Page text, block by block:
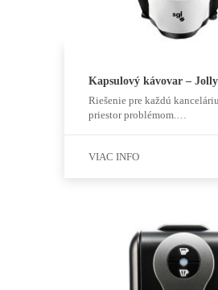
Kapsulový kávovar – Jolly
Riešenie pre každú
priestor problémom.…
VIAC INFO